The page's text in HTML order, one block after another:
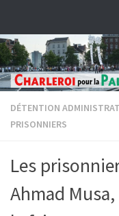
DÉTENTION
PRISONNIERS
Les
Ahmad